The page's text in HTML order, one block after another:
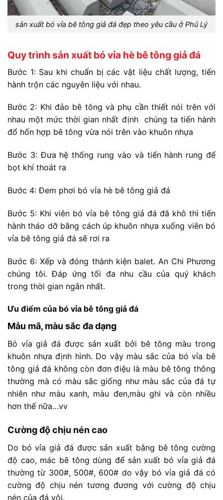
sản xuất bó vỉa bê tông giả đá đẹp theo yêu cầu ở Phủ Lý
Quy trình sản xuất bó vỉa hè bê tông giả đá
Bước 1: Sau khi chuẩn bị các vật liệu chất lượng, tiến
hành trộn các nguyên liệu với nhau.
Bước 2: Khi đảo bê tông và phụ cần thiết nói trên với
nhau một mức thời gian nhất định chúng ta tiến hành
đổ hốn hợp bê tông vừa nói trên vào khuôn nhựa
Bước 3: Đưa hệ thống rung vào và tiến hành rung để
bọt khí thoát ra
Bước 4: Đem phơi bó vỉa hè bê tông giả đá
Bước 5: Khi viên bó vỉa bê tông giả đá đã khô thì tiến
hành tháo dỡ bằng cách úp khuôn nhựa xuống viên bó
vỉa bê tông giả đá sẽ rơi ra
Bước 6: Xếp và đóng thành kiện balet. An Chi Phương
chúng tôi. Đáp ứng tối đa nhu cầu của quý khách
trong thời gian ngắn nhất.
Ưu điểm của bó vỉa bê tông giả đá
Mẫu mã, màu sắc đa dạng
Bó vỉa giả đá được sản xuất bởi bê tông màu trong
khuôn nhựa định hình. Do vậy màu sắc của bó vỉa bê
tông giả đá không còn đơn điệu là màu bê tông thông
thường mà có màu sắc giống như màu sắc của đá tự
nhiên như màu xanh, màu đen,màu ghi và còn nhiều
hơn thế nữa…vv
Cường độ chịu nén cao
Do bó vỉa giả đá được sản xuất bằng bê tông cường
độ cao, mác bê tông dùng để sản xuất bó vỉa giả đá
thường từ 300#, 500#, 600# do vậy bó vỉa giả đá có
cường độ chịu nén tương đương với cường độ chịu
nén của đá vôi.